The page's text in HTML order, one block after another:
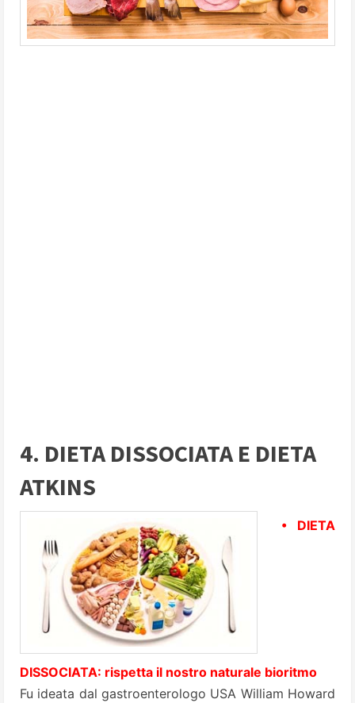
4. DIETA DISSOCIATA E DIETA
ATKINS
• DIETA
DISSOCIATA: rispetta il nostro naturale bioritmo
Fu ideata dal gastroenterologo USA William Howard